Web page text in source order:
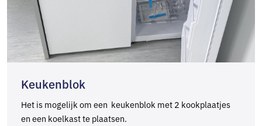
Keukenblok
Het is mogelijk om een keukenblok met 2 kookplaatjes
en een koelkast te plaatsen.